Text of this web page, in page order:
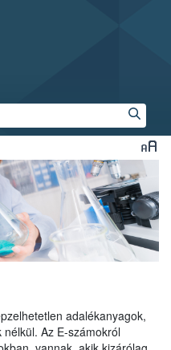
adalékanyagok,
Az E-számokról